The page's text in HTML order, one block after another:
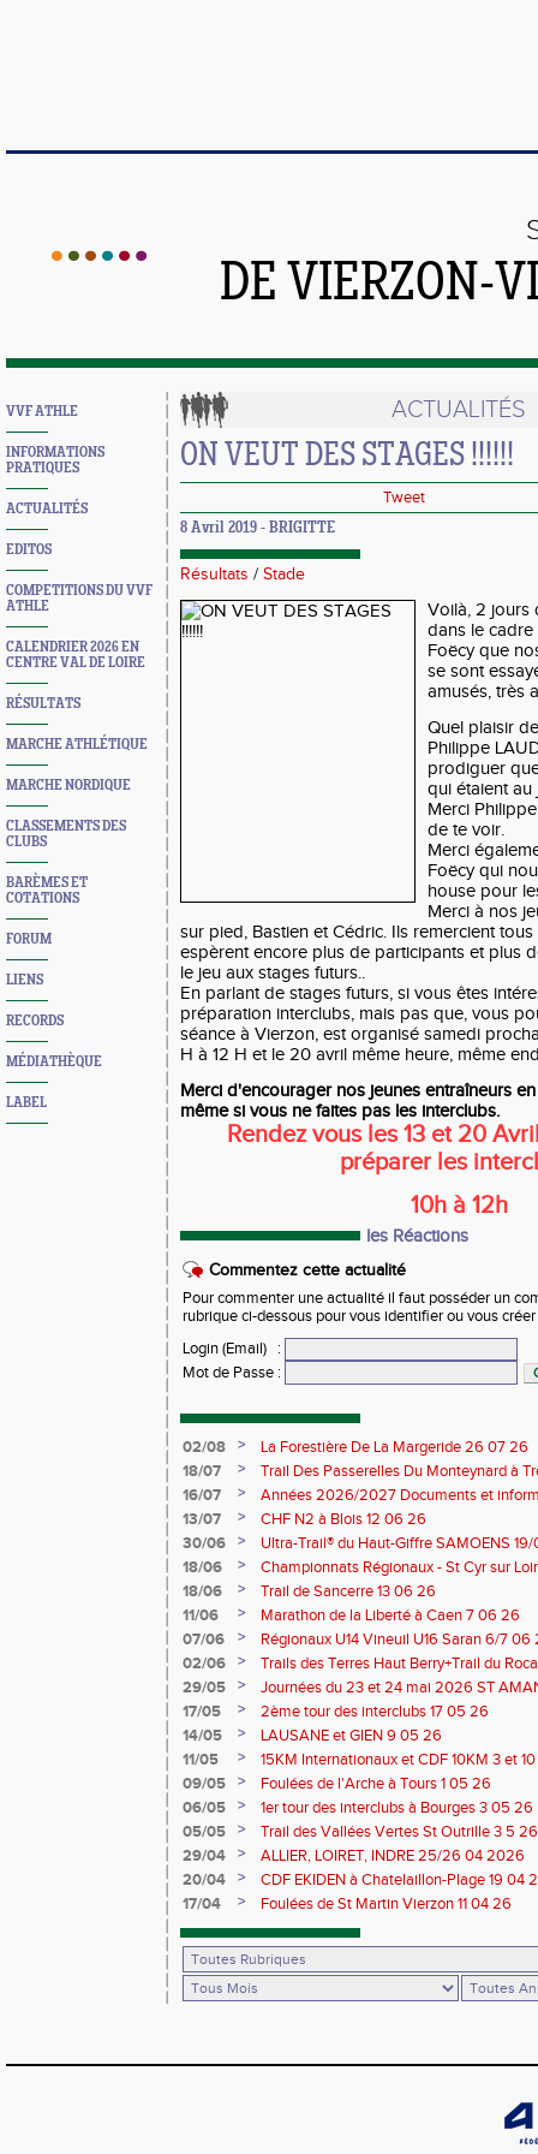
DE VIERZON-
VVF ATHLE
INFORMATIONS
PRATIQUES
ACTUALITÉS
EDITOS
COMPETITIONS DU VVF
ATHLE
CALENDRIER 2026 EN
CENTRE VAL DE LOIRE
RÉSULTATS
MARCHE ATHLÉTIQUE
MARCHE NORDIQUE
CLASSEMENTS DES
CLUBS
BARÈMES ET
COTATIONS
FORUM
LIENS
RECORDS
MÉDIATHÈQUE
LABEL
ACTUALITÉS
ON VEUT DES STAGES !!!!!!
Tweet
8 Avril 2019 - BRIGITTE
Résultats / Stade
Voilà, 2 jours
dans le
Foëcy que
se sont
amusés, très
Quel plaisir
Philippe
prodiguer
qui étaient au
Merci
de te voir.
Merci
Foëcy qui
house pour
Merci à nos
sur pied, Bastien et Cédric. Ils remercient
espèrent encore plus de participants et plus
le jeu aux stages futurs..
En parlant de stages futurs, si vous êtes
préparation interclubs, mais pas que, vous
séance à Vierzon, est organisé samedi
H à 12 H et le 20 avril même heure, même
Merci d'encourager nos jeunes entraîneurs
même si vous ne faites pas les interclubs.
Rendez vous les 13 et 20
préparer les
10h à 12h
les Réactions
Commentez cette actualité
Pour commenter une actualité il faut posséder un
rubrique ci-dessous pour vous identifier ou vous
Login (Email)
:
Mot de Passe :
02/08 >
La Forestière De La Margeride 26 07 26
18/07
>
Trail Des Passerelles Du Monteynard à
16/07
>
Années 2026/2027 Documents et
13/07
>
CHF N2 à Blois 12 06 26
30/06
>
Ultra-Trail® du Haut-Giffre SAMOENS
18/06
>
Championnats Régionaux - St Cyr sur
Saran 13/14 06 26
18/06 >
Trail de Sancerre 13 06 26
11/06
>
Marathon de la Liberté à Caen 7 06 26
07/06
>
Régionaux U14 Vineuil U16 Saran 6/7 06
02/06
>
Trails des Terres Haut Berry+Trail du
du Berry 30/31 05 2026
29/05 >
Journées du 23 et 24 mai 2026 ST
17/05
>
2ème tour des interclubs 17 05 26
14/05
>
LAUSANE et GIEN 9 05 26
11/05
>
15KM Internationaux et CDF 10KM 3 et
09/05
>
Foulées de l'Arche à Tours 1 05 26
06/05
>
1er tour des interclubs à Bourges 3 05 26
05/05
>
Trail des Vallées Vertes St Outrille 3 5 26
29/04
>
ALLIER, LOIRET, INDRE 25/26 04 2026
20/04
>
CDF EKIDEN à Chatelaillon-Plage 19 04
17/04
> Foulées de St Martin Vierzon 11 04 26